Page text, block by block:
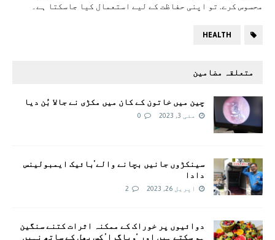
محسوس کرے. تو اپنی حفاظت کے لیے استعمال کیا جاسکتا ہے۔
HEALTH
متعلقہ مضامین
چین میں خاتون کے کان میں مکڑی نے جالا بُن دیا
مئی 3, 2023 0
سینکڑوں جانیں بچانے والے’بائیک ایمبولینس
دادا
اپریل 26, 2023 2
دوائیوں پر خوراک کے ممکنہ اثرات کتنے سنگین
ہو سکتے ہیں اور ‘ویاگرا’ کس پھل کے ساتھ نہیں